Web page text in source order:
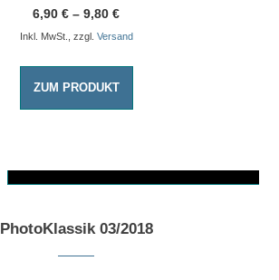
6,90 € – 9,80 €
Inkl. MwSt., zzgl. Versand
ZUM PRODUKT
Dieses Produkt weist mehrere Varianten auf. Die Optionen können auf der Produktseite gewählt werden
PhotoKlassik 03/2018